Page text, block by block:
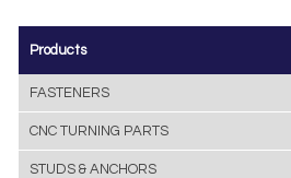
Products
FASTENERS
CNC TURNING PARTS
STUDS & ANCHORS